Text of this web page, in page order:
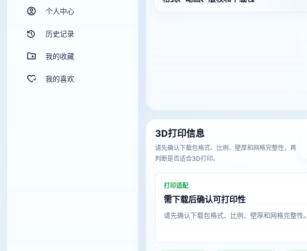
个人中心
历史记录
我的收藏
我的喜欢
3D打印信息
请先确认下载包格式、比例、壁厚和网格完整性，再
判断是否适合3D打印。
打印适配
需下载后确认可打印性
请先确认下载包格式、比例、壁厚和网格完整性。